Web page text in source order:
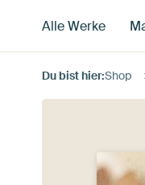
Alle Werke
Du bist hier:Shop